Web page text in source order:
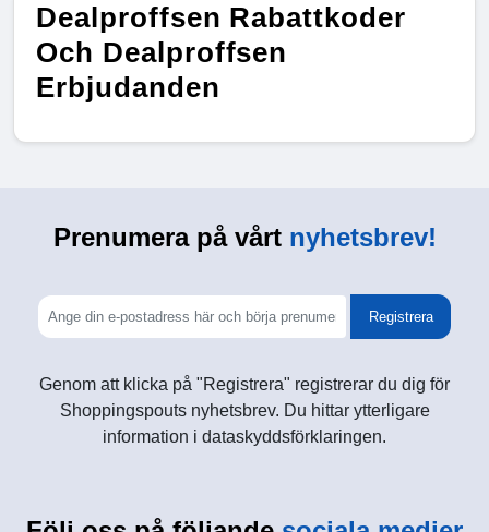
Dealproffsen Rabattkoder
Och Dealproffsen
Erbjudanden
Prenumera på vårtnyhetsbrev!
Registrera
Genom att klicka på "Registrera" registrerar du dig för
Shoppingspouts nyhetsbrev. Du hittar ytterligare
information i dataskyddsförklaringen.